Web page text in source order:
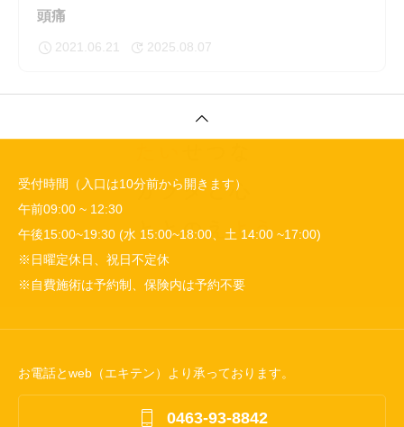
頭痛
2021.06.21 2025.08.07
受付時間（入口は10分前から開きます）
午前09:00 ~ 12:30
午後15:00~19:30 (水 15:00~18:00、土 14:00 ~17:00)
※日曜定休日、祝日不定休
※自費施術は予約制、保険内は予約不要
お電話とweb（エキテン）より承っております。
 0463-93-8842